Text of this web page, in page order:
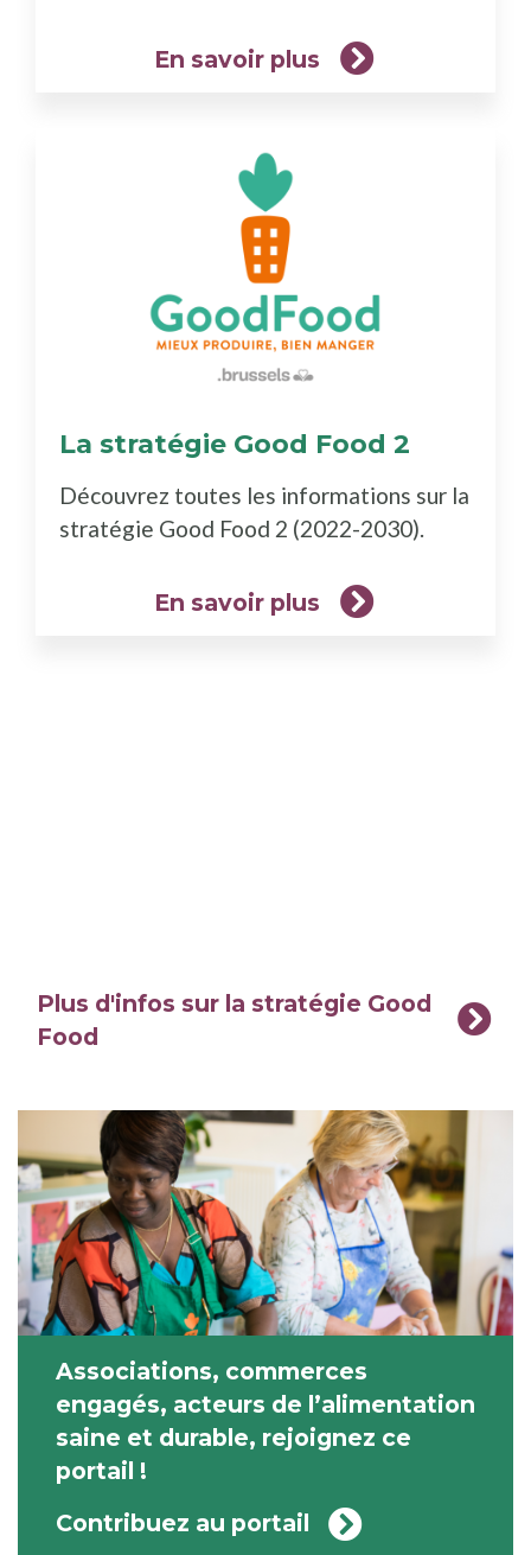
En savoir plus
La stratégie Good Food 2
plus)
Découvrez toutes les informations sur la
stratégie Good Food 2 (2022-2030).
En savoir plus
Plus d'infos sur la stratégie Good
Food
Associations, commerces
engagés, acteurs de l’alimentation
saine et durable, rejoignez ce
portail !
Contribuez au portail